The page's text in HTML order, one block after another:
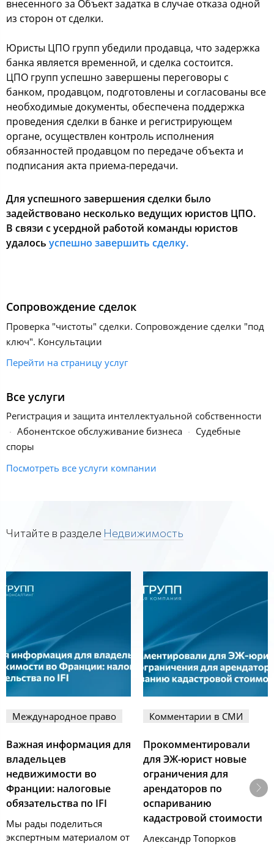
внесенного за Объект задатка в случае отказа одной
из сторон от сделки.
Юристы ЦПО групп убедили продавца, что задержка
банка является временной, и сделка состоится.
ЦПО групп успешно завершены переговоры с
банком, продавцом, подготовлены и согласованы все
необходимые документы, обеспечена поддержка
проведения сделки в банке и регистрирующем
органе, осуществлен контроль исполнения
обязанностей продавцом по передаче объекта и
подписания акта приема-передачи.
Для успешного завершения сделки было
задействовано несколько ведущих юристов ЦПО.
В связи с усердной работой команды юристов
удалось успешно завершить сделку.
Сопровождение сделок
Проверка "чистоты" сделки. Сопровождение сделки "под
ключ". Консультации
Перейти на страницу услуг
Все услуги
Регистрация и защита интеллектуальной собственности
Абонентское обслуживание бизнеса
Судебные
споры
Посмотреть все услуги компании
Читайте в разделе Недвижимость
Международное право
Важная информация для
владельцев
недвижимости во
Франции: налоговые
обязательства по IFI
Мы рады поделиться
экспертным материалом от
Комментарии в СМИ
Прокомментировали
для ЭЖ-юрист новые
ограничения для
арендаторов по
оспариванию
кадастровой стоимости
Александр Топорков